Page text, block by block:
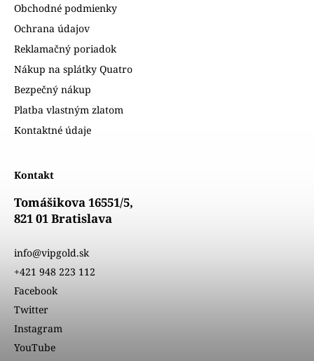
Obchodné podmienky
Ochrana údajov
Reklamačný poriadok
Nákup na splátky Quatro
Bezpečný nákup
Platba vlastným zlatom
Kontaktné údaje
Kontakt
Tomášikova 16551/5,
821 01 Bratislava
info@vipgold.sk
+421 948 223 112
Facebook
Twitter
Instagram
YouTube